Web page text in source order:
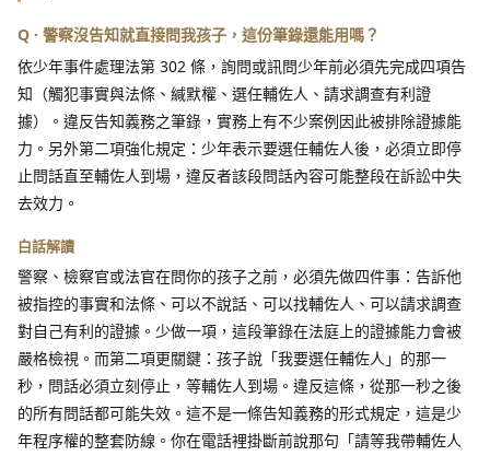
Q · 警察沒告知就直接問我孩子，這份筆錄還能用嗎？
依少年事件處理法第 302 條，詢問或訊問少年前必須先完成四項告
知（觸犯事實與法條、緘默權、選任輔佐人、請求調查有利證
據）。違反告知義務之筆錄，實務上有不少案例因此被排除證據能
力。另外第二項強化規定：少年表示要選任輔佐人後，必須立即停
止問話直至輔佐人到場，違反者該段問話內容可能整段在訴訟中失
去效力。
白話解讀
警察、檢察官或法官在問你的孩子之前，必須先做四件事：告訴他
被指控的事實和法條、可以不說話、可以找輔佐人、可以請求調查
對自己有利的證據。少做一項，這段筆錄在法庭上的證據能力會被
嚴格檢視。而第二項更關鍵：孩子說「我要選任輔佐人」的那一
秒，問話必須立刻停止，等輔佐人到場。違反這條，從那一秒之後
的所有問話都可能失效。這不是一條告知義務的形式規定，這是少
年程序權的整套防線。你在電話裡掛斷前說那句「請等我帶輔佐人